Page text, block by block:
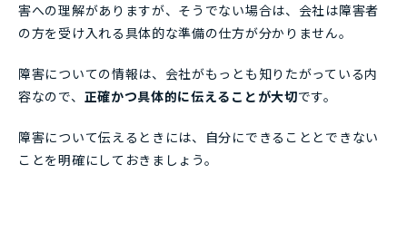
害への理解がありますが、そうでない場合は、会社は障害者
の方を受け入れる具体的な準備の仕方が分かりません。
障害についての情報は、会社がもっとも知りたがっている内
容なので、 正確かつ具体的に伝えることが大切です。
障害について伝えるときには、自分にできることとできない
ことを明確にしておきましょう。